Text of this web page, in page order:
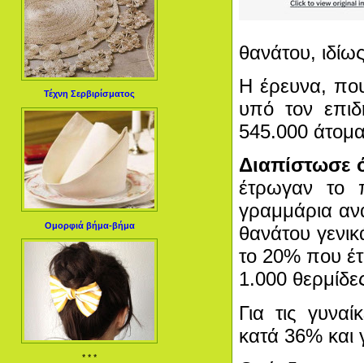
Τέχνη Σερβιρίσματος
Ομορφιά βήμα-βήμα
* * *
θανάτου,
Η έρευνα,
υπό τον
545.000
Διαπίστωσε
έτρωγαν το
γραμμάρια
θανάτου
το 20% που
1.000
Για τις
κατά 36% και